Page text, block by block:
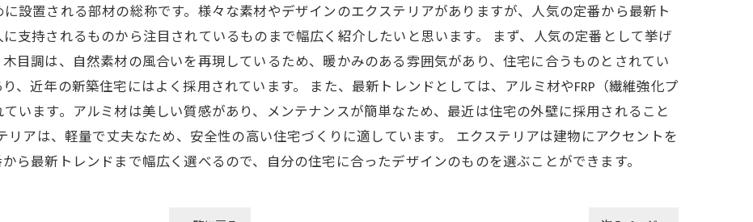
設置される部材の総称です。様々な素材やデザインのエクステリアがありますが、人気の定番から最新ト
支持されるものから注目されているものまで幅広く紹介したいと思います。 まず、人気の定番として挙げ
目調は、自然素材の風合いを再現しているため、暖かみのある雰囲気があり、住宅に合うものとされてい
、近年の新築住宅にはよく採用されています。 また、最新トレンドとしては、アルミ材やFRP（繊維強化プ
います。アルミ材は美しい質感があり、メンテナンスが簡単なため、最近は住宅の外壁に採用されること
リアは、軽量で丈夫なため、安全性の高い住宅づくりに適しています。 エクステリアは建物にアクセントを
ら最新トレンドまで幅広く選べるので、自分の住宅に合ったデザインのものを選ぶことができます。